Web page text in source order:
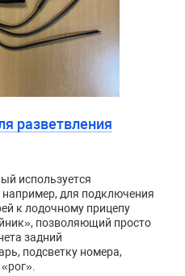
разветвления
используется
например, для подключения
к лодочному прицепу
позволяющий просто
задний
подсветку номера,